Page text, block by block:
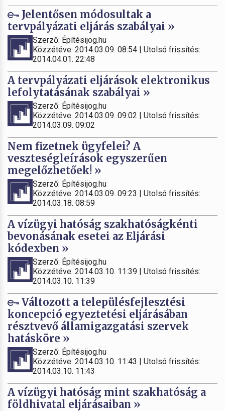
Jelentősen módosultak a
tervpályázati eljárás szabályai »
Szerző: Építésijog.hu
Közzétéve: 2014.03.09. 08:54 | Utolsó frissítés:
2014.04.01. 22:48
A tervpályázati eljárások elektronikus
lefolytatásának szabályai »
Szerző: Építésijog.hu
Közzétéve: 2014.03.09. 09:02 | Utolsó frissítés:
2014.03.09. 09:02
Nem fizetnek ügyfelei? A
veszteségleírások egyszerűen
megelőzhetőek! »
Szerző: Építésijog.hu
Közzétéve: 2014.03.09. 09:23 | Utolsó frissítés:
2014.03.18. 08:59
A vízügyi hatóság szakhatóságkénti
bevonásának esetei az Eljárási
kódexben »
Szerző: Építésijog.hu
Közzétéve: 2014.03.10. 11:39 | Utolsó frissítés:
2014.03.10. 11:39
Változott a településfejlesztési
koncepció egyeztetési eljárásában
résztvevő államigazgatási szervek
hatásköre »
Szerző: Építésijog.hu
Közzétéve: 2014.03.10. 11:43 | Utolsó frissítés:
2014.03.10. 11:43
A vízügyi hatóság mint szakhatóság a
földhivatal eljárásaiban »